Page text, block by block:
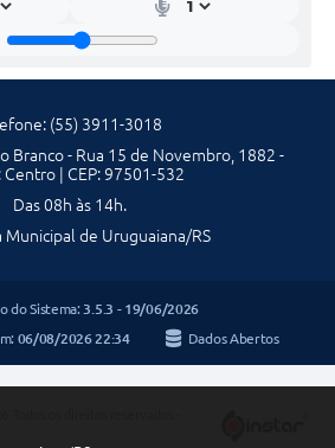
(55) 3911-3018
Branco - Rua 15 de Novembro, 1882 -
Centro | CEP: 97501-532
Das 08h às 14h.
Municipal de Uruguaiana/RS
do Sistema: 3.5.3 - 19/06/2026
06/08/2026 22:34 Dados Abertos